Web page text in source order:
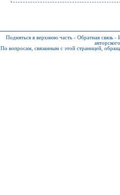
Подняться в верхнюю часть - Обратная связь -
По вопросам, связанным с этой страницей,